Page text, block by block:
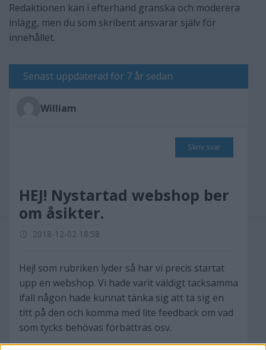
Redaktionen kan i efterhand granska och moderera
inlägg, men du som skribent ansvarar själv för
innehållet.
Senast uppdaterad för 7 år sedan
William
Skriv svar
HEJ! Nystartad webshop ber
om åsikter.
2018-12-02 18:58
Hej! som rubriken lyder så har vi precis startat
upp en webshop. Vi hade varit väldigt tacksamma
ifall någon hade kunnat tänka sig att ta sig en
titt på den och komma med lite feedback om vad
som tycks behövas förbättras osv.